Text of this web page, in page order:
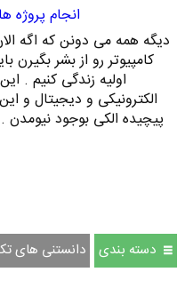
انجام پروژه
دیگه همه می دونن که اگه
کامپیوتر رو از بشر بگیرن
اولیه زندگی کنیم .
الکترونیکی و دیجیتال و
پیچیده الکی بوجود
دسته بندی دانستنی های